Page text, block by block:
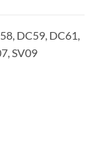
DC59, DC61,
SV09